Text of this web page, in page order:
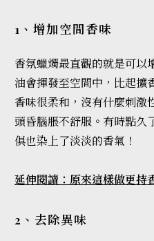
1、增加空間香味
香氛蠟燭最直觀的就是可以
油會揮發至空間中，比起擴
香味很柔和，沒有什麼刺激
頭昏腦脹不舒服。有時點久
俱也染上了淡淡的香氣！
延伸閱讀：原來這樣做更持
2、去除異味